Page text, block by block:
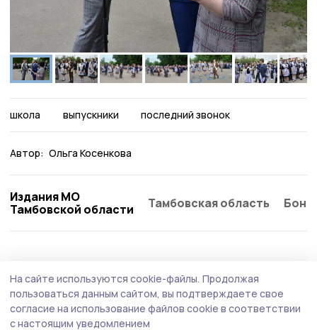
школа выпускники последний звонок
Автор: Ольга Косенкова
Издания МО
Тамбовской области
Тамбовская область
На сайте используются cookie-файлы. Продолжая
пользоваться данным сайтом, вы подтверждаете свое
согласие на использование файлов cookie в соответствии
с настоящим уведомлением